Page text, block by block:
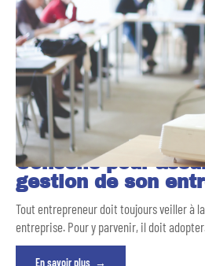
Conseils pour
gestion de son
Tout entrepreneur doit toujours veiller à
entreprise. Pour y parvenir, il doit adopter
En savoir plus